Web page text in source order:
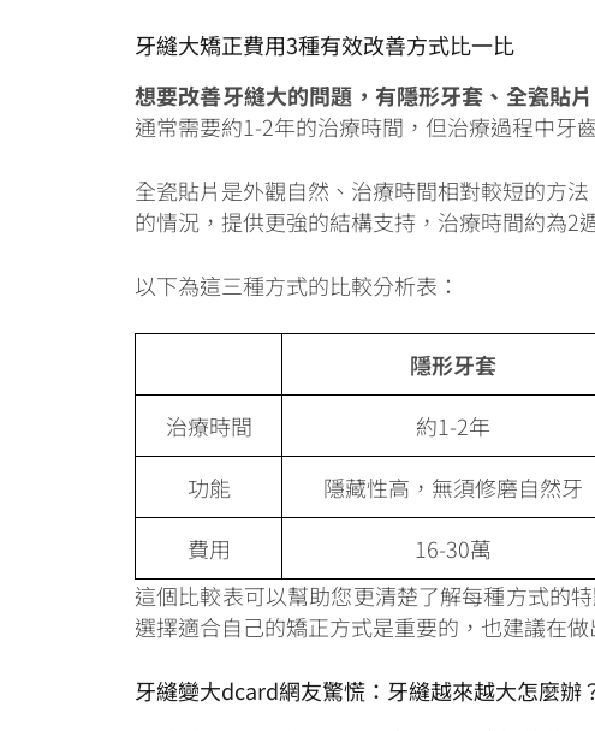
牙縫大矯正費用3種有效改善方式比一比
想要改善牙縫大的問題，有隱形牙套、全瓷貼
通常需要約1-2年的治療時間，但治療過程中牙
全瓷貼片是外觀自然、治療時間相對較短的方
的情況，提供更強的結構支持，治療時間約為2
以下為這三種方式的比較分析表：
隱形牙套
治療時間
約1-2年
功能
隱藏性高，無須修磨自然牙
費用
16-30萬
這個比較表可以幫助您更清楚了解每種方式的
選擇適合自己的矯正方式是重要的，也建議在
牙縫變大dcard網友驚慌：牙縫越來越大怎麼辦